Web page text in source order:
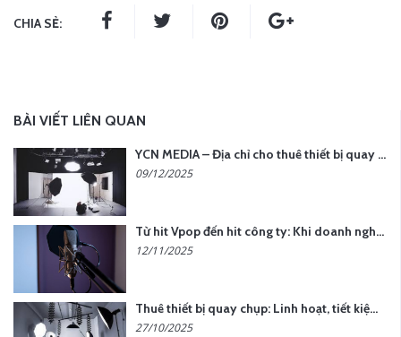
CHIA SẺ:
BÀI VIẾT LIÊN QUAN
YCN MEDIA – Địa chỉ cho thuê thiết bị quay chụp uy tín tại Hà Nội
09/12/2025
Từ hit Vpop đến hit công ty: Khi doanh nghiệp muốn tạo dấu ấn với lời hát riêng
12/11/2025
Thuê thiết bị quay chụp: Linh hoạt, tiết kiệm, hiệu quả
27/10/2025